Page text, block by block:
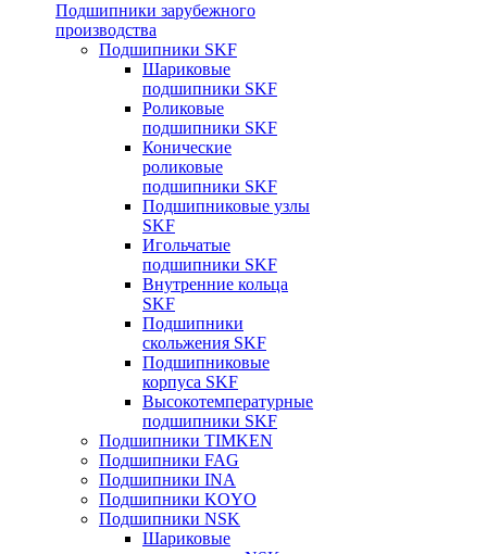
Подшипники зарубежного
производства
Подшипники SKF
Шариковые
подшипники SKF
Роликовые
подшипники SKF
Конические
роликовые
подшипники SKF
Подшипниковые узлы
SKF
Игольчатые
подшипники SKF
Внутренние кольца
SKF
Подшипники
скольжения SKF
Подшипниковые
корпуса SKF
Высокотемпературные
подшипники SKF
Подшипники TIMKEN
Подшипники FAG
Подшипники INA
Подшипники KOYO
Подшипники NSK
Шариковые